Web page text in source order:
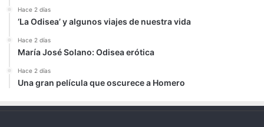
Hace 2 días
‘La Odisea’ y algunos viajes de nuestra vida
Hace 2 días
María José Solano: Odisea erótica
Hace 2 días
Una gran película que oscurece a Homero